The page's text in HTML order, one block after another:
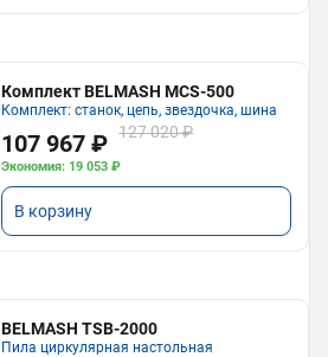
Комплект BELMASH MCS-500
Комплект: станок, цепь, звездочка, шина
107 967 ₽ 127 020 ₽
Экономия: 19 053 ₽
В корзину
BELMASH TSB-2000
Пила циркулярная настольная